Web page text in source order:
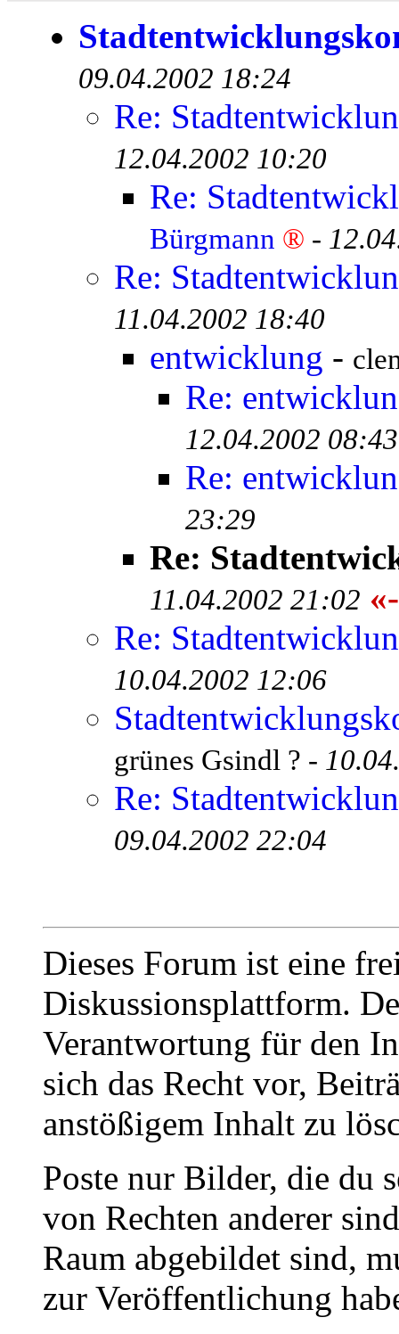
09.04.2002 18:24
Re:
12.04.2002 10:20
Re:
Bürgmann ® -
Re:
11.04.2002 18:40
entwicklung -
Re:
12.04.2002 08:43
Re:
23:29
Re:
11.04.2002 21:02
Re:
10.04.2002 12:06
grünes Gsindl ? -
Re:
09.04.2002 22:04
Dieses Forum ist eine
Diskussionsplattform.
Verantwortung für den
sich das Recht vor,
anstößigem Inhalt zu
Poste nur Bilder, die du
von Rechten anderer
Raum abgebildet sind,
zur Veröffentlichung